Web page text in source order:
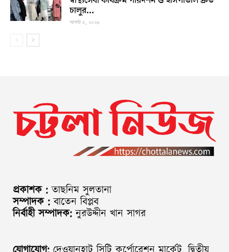
চালুর...
আগস্ট ৫, ২০২৬
প্রকাশক : তাছনিম সুলতানা
সম্পাদক : বাতেন বিপ্লব
নির্বাহী সম্পাদক: নুরউদ্দীন খান সাগর